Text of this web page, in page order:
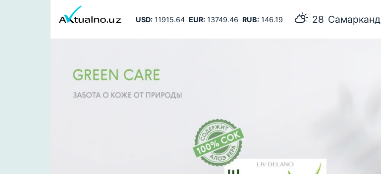
USD:11915.64 EUR:13749.46 RUB:146.19 28 Самарканд